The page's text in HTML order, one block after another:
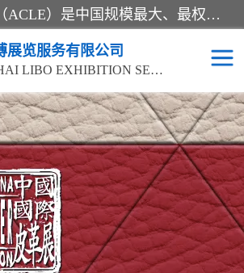
中国国际皮革展（ACLE）是中国规模最大、最权威的国际皮革盛会，自创办以来一直由中国皮革协会（CLIA）和亚太区皮革展有限公司（APLF）共同举办
展览服务有限公司
SHANGHAI LIBO EXHIBITION SERVICE CO.,LTD
展 2026上海皮革机械展
会 2026中国国际皮革展
展 2026中国国际皮革展